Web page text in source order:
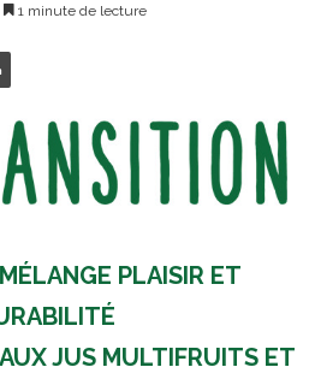
1 minute de lecture
PLAISIR ET
JUS MULTIFRUITS ET